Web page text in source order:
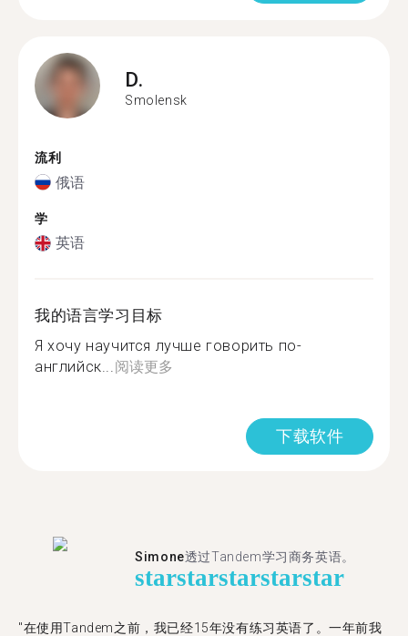
D.
Smolensk
流利
俄语
学
英语
我的语言学习目标
Я хочу научится лучше говорить по-
английск...阅读更多
下载软件
Simone透过Tandem学习商务英语。
starstarstarstarstar
"在使用Tandem之前，我已经15年没有练习英语了。一年前我